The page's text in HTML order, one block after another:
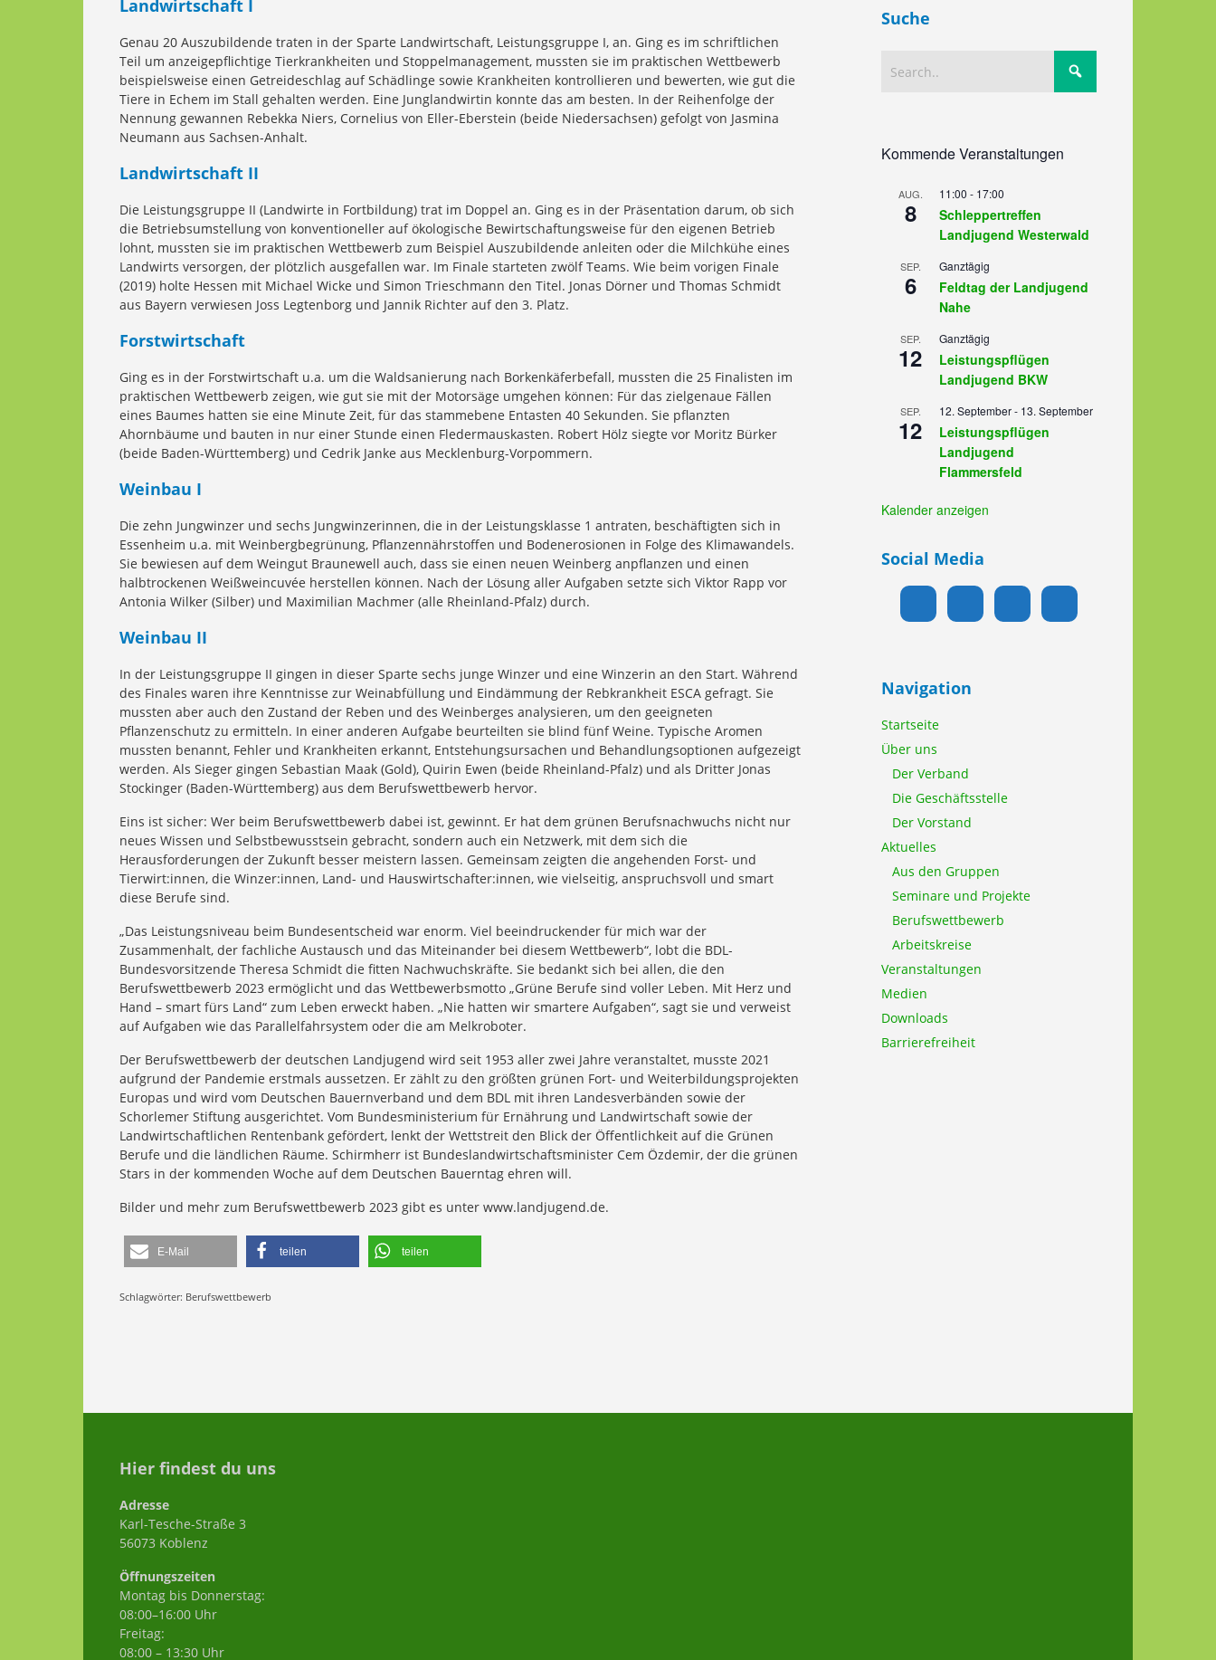
Landwirtschaft I
Genau 20 Auszubildende traten in der Sparte Landwirtschaft, Leistungsgruppe I, an. Ging es im schriftlichen
Teil um anzeigepflichtige Tierkrankheiten und Stoppelmanagement, mussten sie im praktischen Wettbewerb
beispielsweise einen Getreideschlag auf Schädlinge sowie Krankheiten kontrollieren und bewerten, wie gut die
Tiere in Echem im Stall gehalten werden. Eine Junglandwirtin konnte das am besten. In der Reihenfolge der
Nennung gewannen Rebekka Niers, Cornelius von Eller-Eberstein (beide Niedersachsen) gefolgt von Jasmina
Neumann aus Sachsen-Anhalt.
Landwirtschaft II
Die Leistungsgruppe II (Landwirte in Fortbildung) trat im Doppel an. Ging es in der Präsentation darum, ob sich
die Betriebsumstellung von konventioneller auf ökologische Bewirtschaftungsweise für den eigenen Betrieb
lohnt, mussten sie im praktischen Wettbewerb zum Beispiel Auszubildende anleiten oder die Milchkühe eines
Landwirts versorgen, der plötzlich ausgefallen war. Im Finale starteten zwölf Teams. Wie beim vorigen Finale
(2019) holte Hessen mit Michael Wicke und Simon Trieschmann den Titel. Jonas Dörner und Thomas Schmidt
aus Bayern verwiesen Joss Legtenborg und Jannik Richter auf den 3. Platz.
Forstwirtschaft
Ging es in der Forstwirtschaft u.a. um die Waldsanierung nach Borkenkäferbefall, mussten die 25 Finalisten im
praktischen Wettbewerb zeigen, wie gut sie mit der Motorsäge umgehen können: Für das zielgenaue Fällen
eines Baumes hatten sie eine Minute Zeit, für das stammebene Entasten 40 Sekunden. Sie pflanzten
Ahornbäume und bauten in nur einer Stunde einen Fledermauskasten. Robert Hölz siegte vor Moritz Bürker
(beide Baden-Württemberg) und Cedrik Janke aus Mecklenburg-Vorpommern.
Weinbau I
Die zehn Jungwinzer und sechs Jungwinzerinnen, die in der Leistungsklasse 1 antraten, beschäftigten sich in
Essenheim u.a. mit Weinbergbegrünung, Pflanzennährstoffen und Bodenerosionen in Folge des Klimawandels.
Sie bewiesen auf dem Weingut Braunewell auch, dass sie einen neuen Weinberg anpflanzen und einen
halbtrockenen Weißweincuvée herstellen können. Nach der Lösung aller Aufgaben setzte sich Viktor Rapp vor
Antonia Wilker (Silber) und Maximilian Machmer (alle Rheinland-Pfalz) durch.
Weinbau II
In der Leistungsgruppe II gingen in dieser Sparte sechs junge Winzer und eine Winzerin an den Start. Während
des Finales waren ihre Kenntnisse zur Weinabfüllung und Eindämmung der Rebkrankheit ESCA gefragt. Sie
mussten aber auch den Zustand der Reben und des Weinberges analysieren, um den geeigneten
Pflanzenschutz zu ermitteln. In einer anderen Aufgabe beurteilten sie blind fünf Weine. Typische Aromen
mussten benannt, Fehler und Krankheiten erkannt, Entstehungsursachen und Behandlungsoptionen aufgezeigt
werden. Als Sieger gingen Sebastian Maak (Gold), Quirin Ewen (beide Rheinland-Pfalz) und als Dritter Jonas
Stockinger (Baden-Württemberg) aus dem Berufswettbewerb hervor.
Eins ist sicher: Wer beim Berufswettbewerb dabei ist, gewinnt. Er hat dem grünen Berufsnachwuchs nicht nur
neues Wissen und Selbstbewusstsein gebracht, sondern auch ein Netzwerk, mit dem sich die
Herausforderungen der Zukunft besser meistern lassen. Gemeinsam zeigten die angehenden Forst- und
Tierwirt:innen, die Winzer:innen, Land- und Hauswirtschafter:innen, wie vielseitig, anspruchsvoll und smart
diese Berufe sind.
„Das Leistungsniveau beim Bundesentscheid war enorm. Viel beeindruckender für mich war der
Zusammenhalt, der fachliche Austausch und das Miteinander bei diesem Wettbewerb“, lobt die BDL-
Bundesvorsitzende Theresa Schmidt die fitten Nachwuchskräfte. Sie bedankt sich bei allen, die den
Berufswettbewerb 2023 ermöglicht und das Wettbewerbsmotto „Grüne Berufe sind voller Leben. Mit Herz und
Hand – smart fürs Land“ zum Leben erweckt haben. „Nie hatten wir smartere Aufgaben“, sagt sie und verweist
auf Aufgaben wie das Parallelfahrsystem oder die am Melkroboter.
Der Berufswettbewerb der deutschen Landjugend wird seit 1953 aller zwei Jahre veranstaltet, musste 2021
aufgrund der Pandemie erstmals aussetzen. Er zählt zu den größten grünen Fort- und Weiterbildungsprojekten
Europas und wird vom Deutschen Bauernverband und dem BDL mit ihren Landesverbänden sowie der
Schorlemer Stiftung ausgerichtet. Vom Bundesministerium für Ernährung und Landwirtschaft sowie der
Landwirtschaftlichen Rentenbank gefördert, lenkt der Wettstreit den Blick der Öffentlichkeit auf die Grünen
Berufe und die ländlichen Räume. Schirmherr ist Bundeslandwirtschaftsminister Cem Özdemir, der die grünen
Stars in der kommenden Woche auf dem Deutschen Bauerntag ehren will.
Bilder und mehr zum Berufswettbewerb 2023 gibt es unter www.landjugend.de.
E-Mail teilen teilen
Schlagwörter: Berufswettbewerb
Suche
Kommende Veranstaltungen
AUG.
8
11:00 - 17:00
Schleppertreffen
Landjugend Westerwald
SEP.
6
Ganztägig
Feldtag der Landjugend
Nahe
SEP.
12
Ganztägig
Leistungspflügen
Landjugend BKW
SEP.
12
12. September- 13. September
Leistungspflügen
Landjugend
Flammersfeld
Kalender anzeigen
Social Media
Navigation
Startseite
Über uns
Der Verband
Die Geschäftsstelle
Der Vorstand
Aktuelles
Aus den Gruppen
Seminare und Projekte
Berufswettbewerb
Arbeitskreise
Veranstaltungen
Medien
Downloads
Barrierefreiheit
Hier findest du uns
Adresse
Karl-Tesche-Straße 3
56073 Koblenz
Öffnungszeiten
Montag bis Donnerstag:
08:00–16:00 Uhr
Freitag:
08:00 – 13:30 Uhr